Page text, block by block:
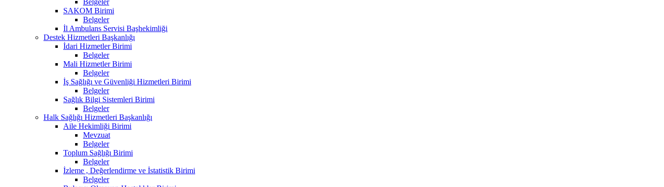
SAKOM Birimi
Belgeler
İl Ambulans Servisi Başhekimliği
Destek Hizmetleri Başkanlığı
İdari Hizmetler Birimi
Belgeler
Mali Hizmetler Birimi
Belgeler
İş Sağlığı ve Güvenliği Hizmetleri Birimi
Belgeler
Sağlık Bilgi Sistemleri Birimi
Belgeler
Halk Sağlığı Hizmetleri Başkanlığı
Aile Hekimliği Birimi
Mevzuat
Belgeler
Toplum Sağlığı Birimi
Belgeler
İzleme , Değerlendirme ve İstatistik Birimi
Belgeler